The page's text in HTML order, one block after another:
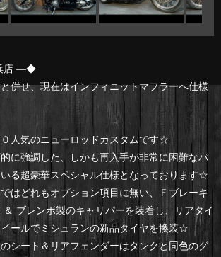
店 —◆
併せ、現在はインフィニットマフラーへ仕様
０人気のニューロッドカスタムです☆
に強調した、しかも再入手が非常に困難なパ
る超豪華スペシャル仕様となっております☆
はどれもオプション項目に無い、Ｆブレーキ
ブレンボ製のキャリパーを装着し、リアタイ
ールでミシュランの新品タイヤを換装☆
シート＆リアフェンダーはタンクと同色のグ